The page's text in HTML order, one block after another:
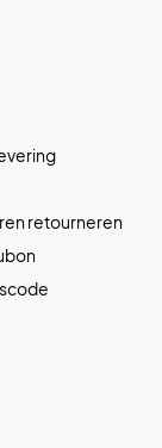
retourneren